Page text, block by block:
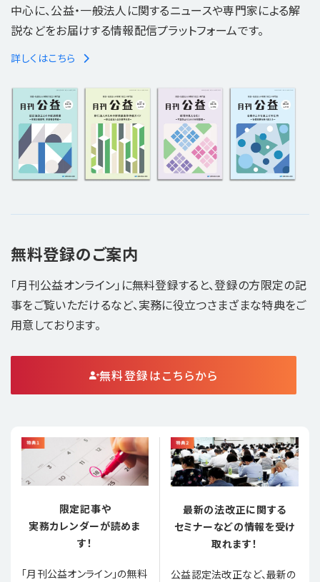
中心に、公益・一般法人に関するニュースや専門家による解
説などをお届けする情報配信プラットフォームです。
詳しくはこちら
無料登録のご案内
「月刊公益オンライン」に無料登録すると、登録の方限定の記
事をご覧いただけるなど、実務に役立つさまざまな特典をご
用意しております。
無料登録はこちらから
限定記事や
実務カレンダーが読めま
す！
「月刊公益オンライン」の無料
最新の法改正に関する
セミナーなどの情報を受け
取れます！
公益認定法改正など、最新の